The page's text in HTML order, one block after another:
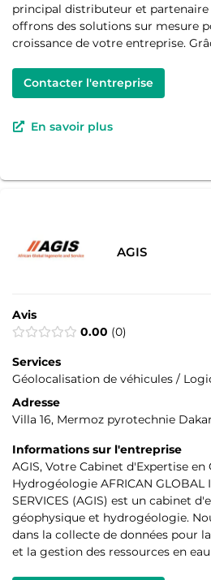
principal distributeur et partenaire
offrons des solutions sur mesure
croissance de votre entreprise.
Contacter l'entreprise
En savoir plus
AGIS
Avis
0.00 0
Services
Géolocalisation de véhicules /
Adresse
Villa 16, Mermoz pyrotechnie
Informations sur l'entreprise
AGIS, Votre Cabinet d'Expertise en
Hydrogéologie AFRICAN GLOBAL
SERVICES (AGIS) est un cabinet
géophysique et hydrogéologie.
dans la collecte de données pour
et la gestion des ressources en